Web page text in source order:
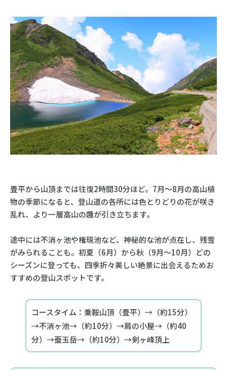
畳平から山頂までは往復2時間30分ほど。7月〜8月の高山植
物の季節になると、登山道の各所には色とりどりの花が咲き
乱れ、より一層高山の趣が引き立ちます。
途中には不消ヶ池や権現池など、神秘的な池が点在し、残雪
がみられることも。初夏（6月）から秋（9月〜10月）どの
シーズンに登っても、四季折々美しい絶景に出会えるためお
すすめの登山スポットです。
コースタイム：乗鞍山頂（畳平）→（約15分）
→不消ヶ池→（約10分）→肩の小屋→（約40
分）→蚕玉岳→（約10分）→剣ヶ峰頂上